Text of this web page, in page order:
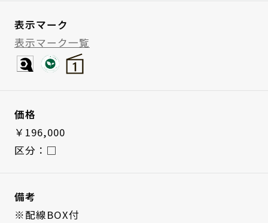
表示マーク
表示マーク一覧
価格
￥196,000
区分：□
備考
※配線BOX付